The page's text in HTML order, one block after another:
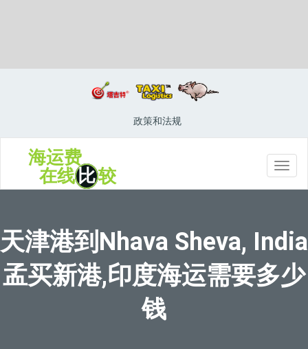
政策和法规
切
换
海运费
在线比较
天津港到Nhava Sheva, India
孟买新港,印度海运需要多少
钱